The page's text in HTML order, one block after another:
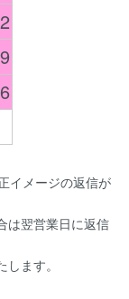
イメージの返信が
は翌営業日に返信
ます。